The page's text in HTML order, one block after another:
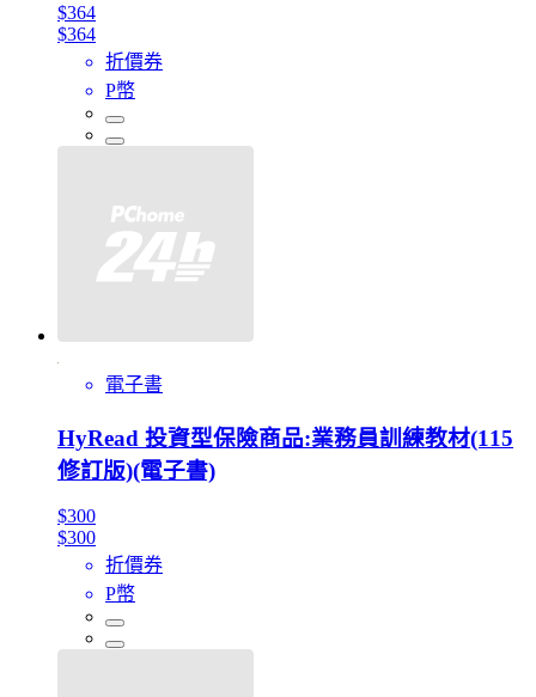
$364
$364
折價券
P幣
電子書
HyRead 投資型保險商品:業務員訓練教材(115
修訂版)(電子書)
$300
$300
折價券
P幣